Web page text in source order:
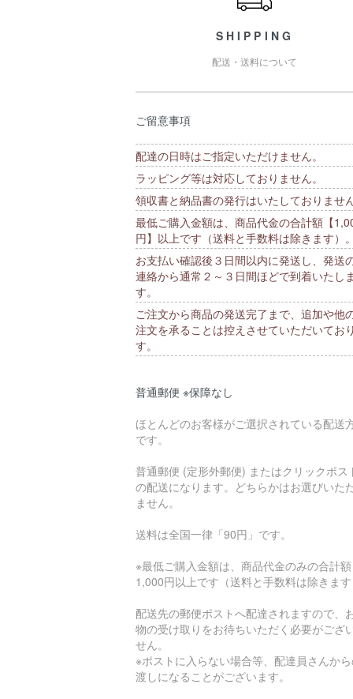
SHIPPING
配送・送料について
ご留意事項
配達の日時はご指定いただけません。
ラッピング等は対応しておりません。
領収書と納品書の発行はいたしておりません
最低ご購入金額は、商品代金の合計額【
円】以上です（送料と手数料は除きます）。
お支払い確認後３日間以内に発送し、発送
連絡から通常２～３日間ほどで到着いたしま
す。
ご注文から商品の発送完了まで、追加や他
注文を承ることは控えさせていただいてお
す。
普通郵便 ※保障なし
ほとんどのお客様がご選択されている配送
です。
普通郵便 (定形外郵便) またはクリックポス
の配送になります。どちらかはお選びいた
ません。
送料は全国一律「90円」です。
※最低ご購入金額は、商品代金のみの合計額
1,000円以上です（送料と手数料は除きます
配送先の郵便ポストへ配達されますので、
物の受け取りをお待ちいただく必要がござ
せん。
※ポストに入らない場合等、配達員さんか
渡しになることがございます。